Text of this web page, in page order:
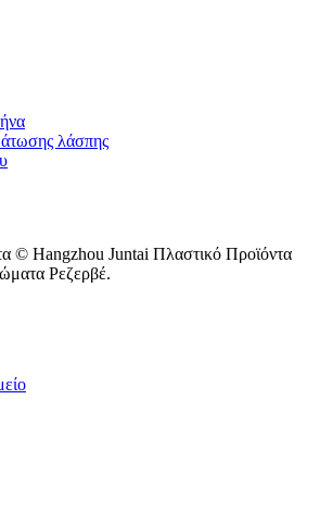
λάσπης
© Hangzhou Juntai Πλαστικό Προϊόντα
Ρεζερβέ.